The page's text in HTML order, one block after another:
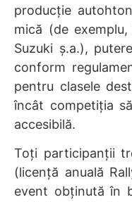
producție
mică (de
Suzuki ș.a.),
conform
pentru clasele
încât competiția
accesibilă.
Toți participanții
(licență anuală
event obținută în